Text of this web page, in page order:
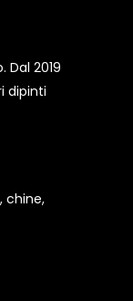
2019
dipinti
chine,